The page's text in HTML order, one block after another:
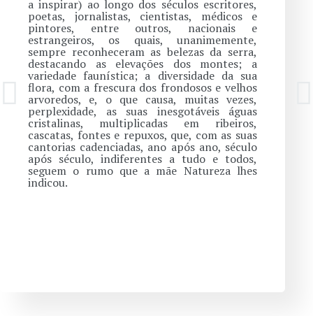
a inspirar) ao longo dos séculos escritores,
poetas, jornalistas, cientistas, médicos e
pintores, entre outros, nacionais e
estrangeiros, os quais, unanimemente,
sempre reconheceram as belezas da serra,
destacando as elevações dos montes; a
variedade faunística; a diversidade da sua
flora, com a frescura dos frondosos e velhos
arvoredos, e, o que causa, muitas vezes,
perplexidade, as suas inesgotáveis águas
cristalinas, multiplicadas em ribeiros,
cascatas, fontes e repuxos, que, com as suas
cantorias cadenciadas, ano após ano, século
após século, indiferentes a tudo e todos,
seguem o rumo que a mãe Natureza lhes
indicou.